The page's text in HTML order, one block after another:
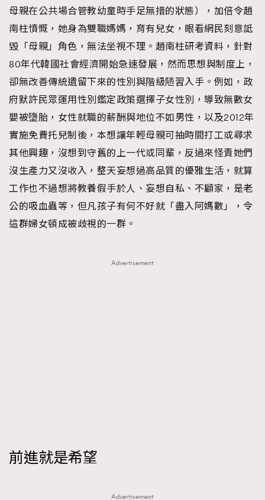
TRENDING
母親在公共場合管教幼童時手足無措的狀態），加倍令趙
南柱憤慨，她身為雙職媽媽，育有兒女，眼看網民刻意詆
毀「母親」角色，無法坐視不理。趙南柱研考資料，針對
80年代韓國社會經濟開始急速發展，然而思想與制度上，
卻無改善傳統遺留下來的性別與階級陋習入手。例如，政
府默許民眾運用性別鑑定政策選擇子女性別，導致無數女
嬰被墮胎，女性就職的薪酬與地位不如男性，以及2012年
實施免費托兒制後，本想讓年輕母親可抽時間打工或尋求
其他興趣，沒想到守舊的上一代或同輩，反過來怪責她們
沒生產力又沒收入，整天妄想過高品質的優雅生活，就算
工作也不過想將教養假手於人、妄想自私、不顧家，是老
公的吸血蟲等，但凡孩子有何不好就「盡入阿媽數」，令
這群婦女頓成被歧視的一群。
Advertisement
前進就是希望
Advertisement